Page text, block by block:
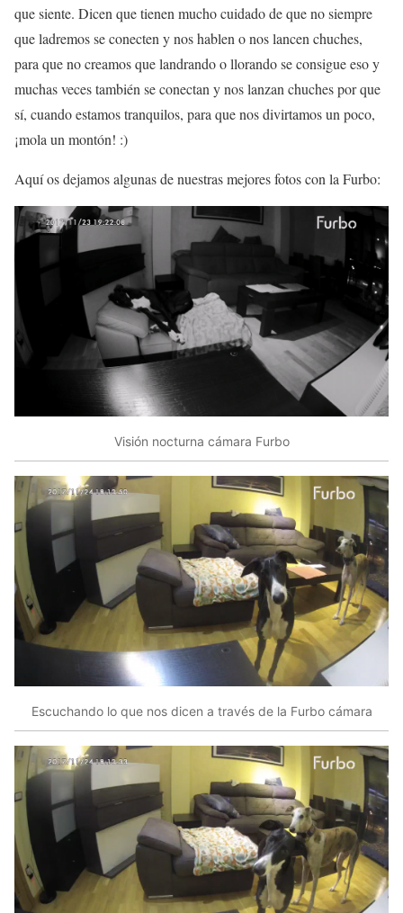
que siente. Dicen que tienen mucho cuidado de que no siempre
que ladremos se conecten y nos hablen o nos lancen chuches,
para que no creamos que landrando o llorando se consigue eso y
muchas veces también se conectan y nos lanzan chuches por que
sí, cuando estamos tranquilos, para que nos divirtamos un poco,
¡mola un montón! :)
Aquí os dejamos algunas de nuestras mejores fotos con la Furbo:
Visión nocturna cámara Furbo
Escuchando lo que nos dicen a través de la Furbo cámara